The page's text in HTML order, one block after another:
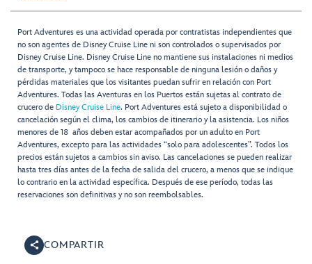
Port Adventures es una actividad operada por contratistas independientes que
no son agentes de Disney Cruise Line ni son controlados o supervisados por
Disney Cruise Line. Disney Cruise Line no mantiene sus instalaciones ni medios
de transporte, y tampoco se hace responsable de ninguna lesión o daños y
pérdidas materiales que los visitantes puedan sufrir en relación con Port
Adventures. Todas las Aventuras en los Puertos están sujetas al contrato de
crucero de Disney Cruise Line. Port Adventures está sujeto a disponibilidad o
cancelación según el clima, los cambios de itinerario y la asistencia. Los niños
menores de 18 años deben estar acompañados por un adulto en Port
Adventures, excepto para las actividades “solo para adolescentes”. Todos los
precios están sujetos a cambios sin aviso. Las cancelaciones se pueden realizar
hasta tres días antes de la fecha de salida del crucero, a menos que se indique
lo contrario en la actividad específica. Después de ese período, todas las
reservaciones son definitivas y no son reembolsables.
COMPARTIR